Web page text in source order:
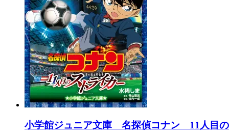
小学館ジュニア文庫 名探偵コナン 11人目の